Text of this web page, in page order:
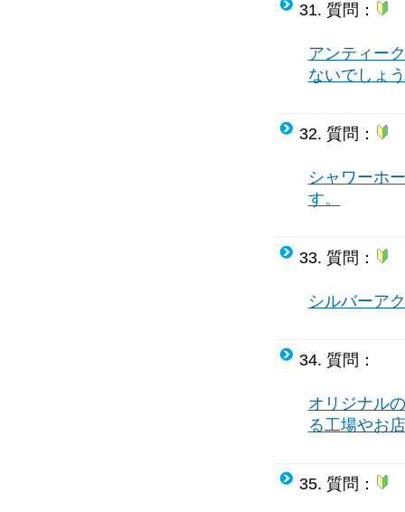
31. 質問：
アンティー
ないでしょ
32. 質問：
シャワーホ
す。
33. 質問：
シルバーア
34. 質問：
オリジナル
る工場やお
35. 質問：